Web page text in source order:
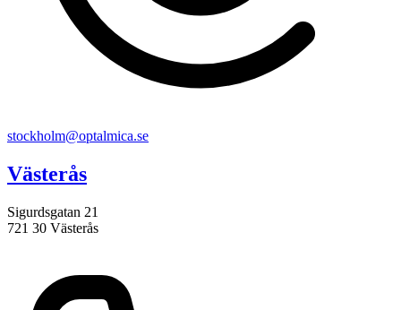
stockholm@optalmica.se
Västerås
Sigurdsgatan 21
721 30 Västerås